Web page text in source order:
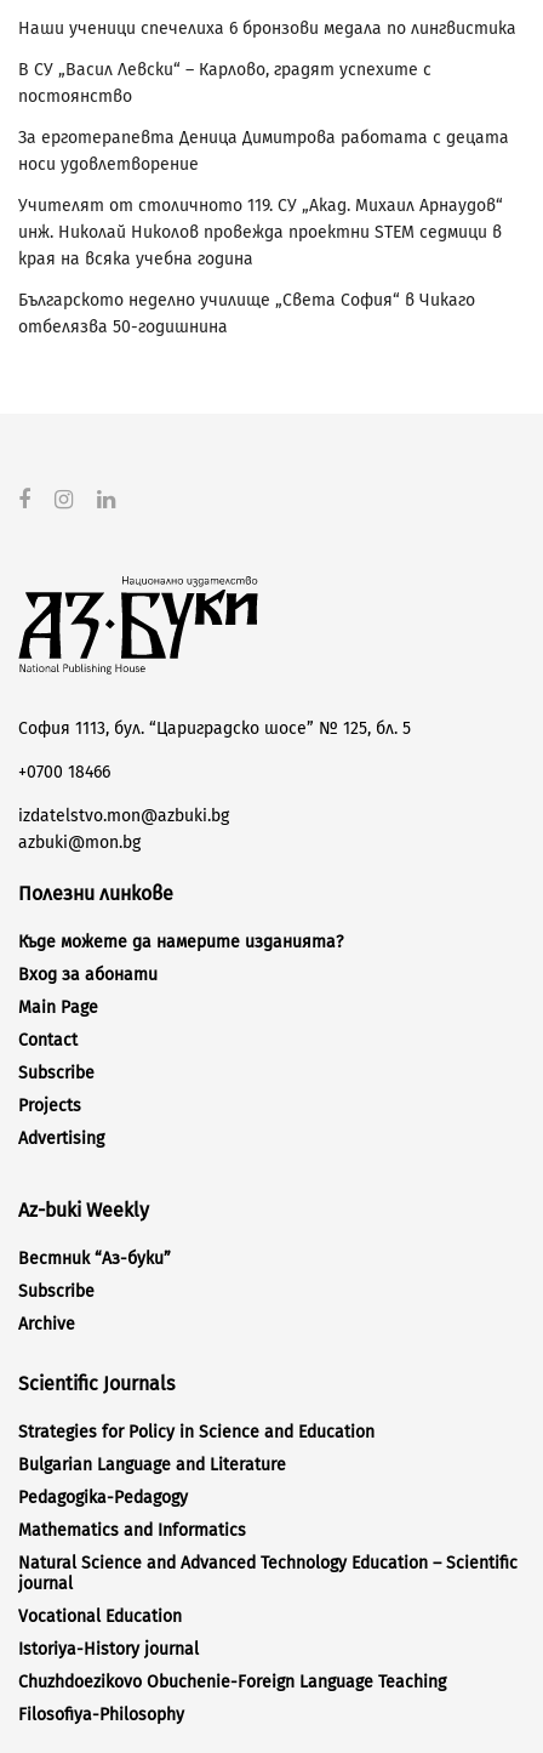
Наши ученици спечелиха 6 бронзови медала по лингвистика
В СУ „Васил Левски“ – Карлово, градят успехите с
постоянство
За ерготерапевта Деница Димитрова работата с децата
носи удовлетворение
Учителят от столичното 119. СУ „Акад. Михаил Арнаудов“
инж. Николай Николов провежда проектни STEM седмици в
края на всяка учебна година
Българското неделно училище „Света София“ в Чикаго
отбелязва 50-годишнина
София 1113, бул. “Цариградско шосе” № 125, бл. 5
+0700 18466
izdatelstvo.mon@azbuki.bg
azbuki@mon.bg
Полезни линкове
Къде можете да намерите изданията?
Вход за абонати
Main Page
Contact
Subscribe
Projects
Advertising
Az-buki Weekly
Вестник “Аз-буки”
Subscribe
Archive
Scientific Journals
Strategies for Policy in Science and Education
Bulgarian Language and Literature
Pedagogika-Pedagogy
Mathematics and Informatics
Natural Science and Advanced Technology Education – Scientific
journal
Vocational Education
Istoriya-History journal
Chuzhdoezikovo Obuchenie-Foreign Language Teaching
Filosofiya-Philosophy